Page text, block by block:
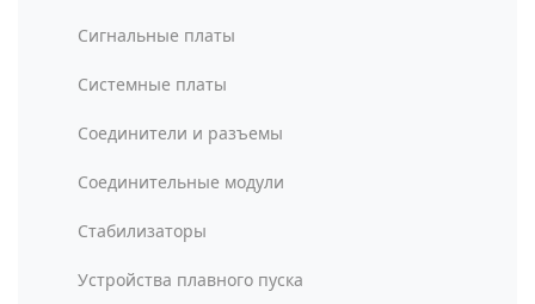
Сигнальные платы
Системные платы
Соединители и разъемы
Соединительные модули
Стабилизаторы
Устройства плавного пуска